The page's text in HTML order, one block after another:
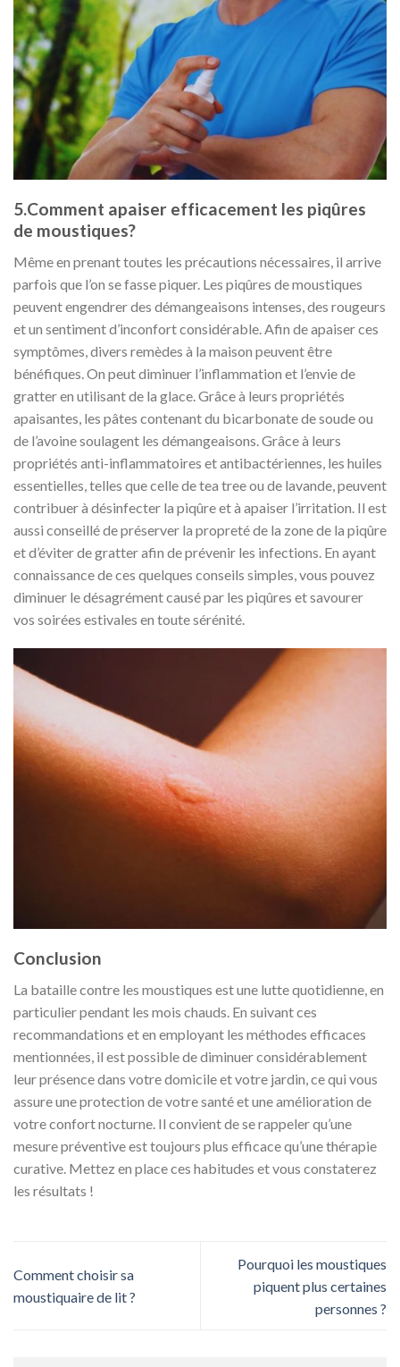
5.Comment apaiser efficacement les piqûres
de moustiques?
Même en prenant toutes les précautions nécessaires, il arrive
parfois que l’on se fasse piquer. Les piqûres de moustiques
peuvent engendrer des démangeaisons intenses, des rougeurs
et un sentiment d’inconfort considérable. Afin de apaiser ces
symptômes, divers remèdes à la maison peuvent être
bénéfiques. On peut diminuer l’inflammation et l’envie de
gratter en utilisant de la glace. Grâce à leurs propriétés
apaisantes, les pâtes contenant du bicarbonate de soude ou
de l’avoine soulagent les démangeaisons. Grâce à leurs
propriétés anti-inflammatoires et antibactériennes, les huiles
essentielles, telles que celle de tea tree ou de lavande, peuvent
contribuer à désinfecter la piqûre et à apaiser l’irritation. Il est
aussi conseillé de préserver la propreté de la zone de la piqûre
et d’éviter de gratter afin de prévenir les infections. En ayant
connaissance de ces quelques conseils simples, vous pouvez
diminuer le désagrément causé par les piqûres et savourer
vos soirées estivales en toute sérénité.
Conclusion
La bataille contre les moustiques est une lutte quotidienne, en
particulier pendant les mois chauds. En suivant ces
recommandations et en employant les méthodes efficaces
mentionnées, il est possible de diminuer considérablement
leur présence dans votre domicile et votre jardin, ce qui vous
assure une protection de votre santé et une amélioration de
votre confort nocturne. Il convient de se rappeler qu’une
mesure préventive est toujours plus efficace qu’une thérapie
curative. Mettez en place ces habitudes et vous constaterez
les résultats !
Comment choisir sa
moustiquaire de lit ?
Pourquoi les moustiques
piquent plus certaines
personnes ?